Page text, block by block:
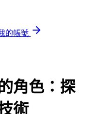
的帳號
角色：探
術